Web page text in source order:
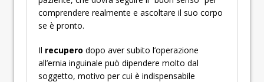
comprendere realmente e ascoltare il suo corpo
se è pronto.
Il recupero dopo aver subito l’operazione
all’ernia inguinale può dipendere molto dal
soggetto, motivo per cui è indispensabile